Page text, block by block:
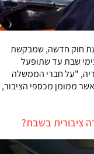
חוק חדשה, שמבקשת
שבת עד שתופעל
"על חברי הממשלה
ממומן מכספי הציבור,
ציבורית בשבת?